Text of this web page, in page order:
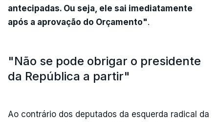
antecipadas. Ou seja, ele sai imediatamente
após a aprovação do Orçamento".
"Não se pode obrigar o presidente
da República a partir"
Ao contrário dos deputados da esquerda radical da